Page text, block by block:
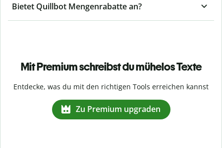
Bietet Quillbot Mengenrabatte an?
Mit Premium schreibst du mühelos Texte
Entdecke, was du mit den richtigen Tools erreichen kannst
Zu Premium upgraden